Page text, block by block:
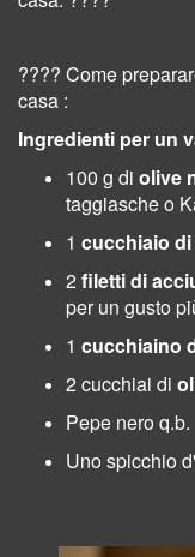
???? Come
casa :
Ingredienti per un
100 g di olive
taggiasche o
1 cucchiaio
2 filetti di
per un gusto
1 cucchiaino
2 cucchiai di
Pepe nero q.b.
Uno spicchio